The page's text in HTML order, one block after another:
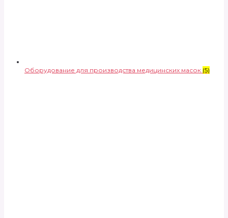
Оборудование для производства медицинских масок (5)